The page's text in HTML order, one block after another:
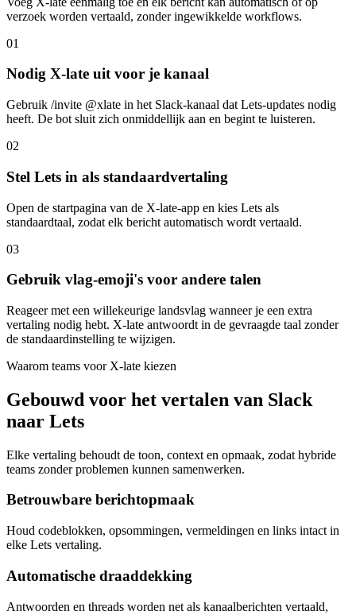
verzoek worden vertaald, zonder ingewikkelde workflows.
01
Nodig X-late uit voor je kanaal
Gebruik /invite @xlate in het Slack-kanaal dat Lets-updates nodig
heeft. De bot sluit zich onmiddellijk aan en begint te luisteren.
02
Stel Lets in als standaardvertaling
Open de startpagina van de X-late-app en kies Lets als
standaardtaal, zodat elk bericht automatisch wordt vertaald.
03
Gebruik vlag-emoji's voor andere talen
Reageer met een willekeurige landsvlag wanneer je een extra
vertaling nodig hebt. X-late antwoordt in de gevraagde taal zonder
de standaardinstelling te wijzigen.
Waarom teams voor X-late kiezen
Gebouwd voor het vertalen van Slack
naar Lets
Elke vertaling behoudt de toon, context en opmaak, zodat hybride
teams zonder problemen kunnen samenwerken.
Betrouwbare berichtopmaak
Houd codeblokken, opsommingen, vermeldingen en links intact in
elke Lets vertaling.
Automatische draaddekking
Antwoorden en threads worden net als kanaalberichten vertaald,